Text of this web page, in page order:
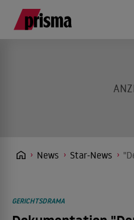
News Star-News
GERICHTSDRAMA